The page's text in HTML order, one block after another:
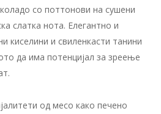
со поттонови на сушени
слатка нота. Елегантно и
киселини и свиленкасти танини
да има потенцијал за зреење
од месо како печено